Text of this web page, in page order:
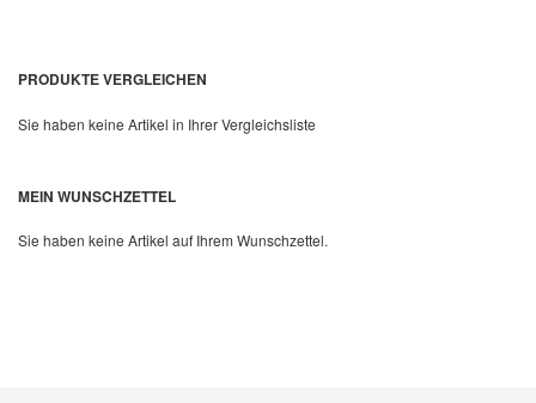
Quickview
PRODUKTE VERGLEICHEN
Sie haben keine Artikel in Ihrer Vergleichsliste
MEIN WUNSCHZETTEL
Sie haben keine Artikel auf Ihrem Wunschzettel.